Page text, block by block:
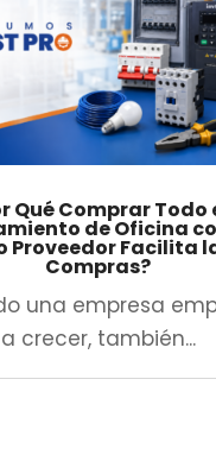
Qué Comprar Todo
de Oficina
Proveedor Facilita
Compras?
una empresa
a crecer, también...